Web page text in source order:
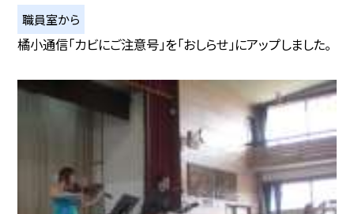
職員室から
橘小通信「カビにご注意号」を「おしらせ」にアップしました。